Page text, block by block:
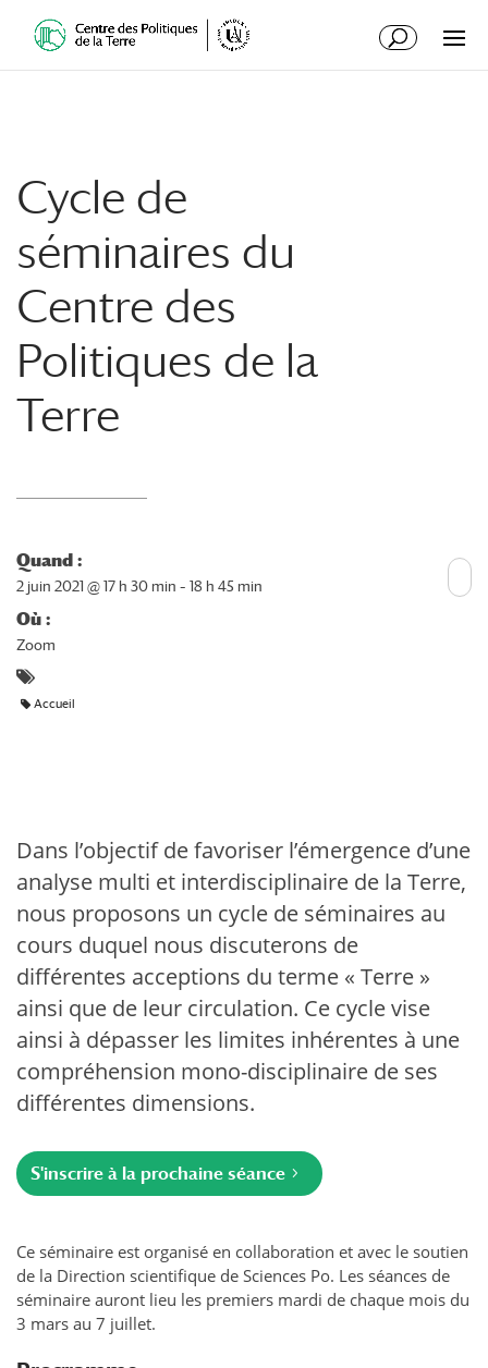
Cycle de
séminaires du
Centre des
Politiques de la
Terre
Quand :
2 juin 2021 @ 17 h 30 min – 18 h 45 min
Où :
Zoom
Accueil
Dans l’objectif de favoriser l’émergence d’une
analyse multi et interdisciplinaire de la Terre,
nous proposons un cycle de séminaires au
cours duquel nous discuterons de
différentes acceptions du terme « Terre »
ainsi que de leur circulation. Ce cycle vise
ainsi à dépasser les limites inhérentes à une
compréhension mono-disciplinaire de ses
différentes dimensions.
S'inscrire à la prochaine séance
Ce séminaire est organisé en collaboration et avec le soutien
de la Direction scientifique de Sciences Po. Les séances de
séminaire auront lieu les premiers mardi de chaque mois du
3 mars au 7 juillet.